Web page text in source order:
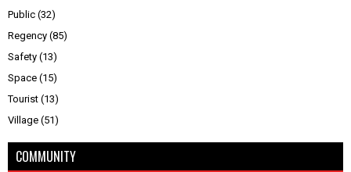
Public (32)
Regency (85)
Safety (13)
Space (15)
Tourist (13)
Village (51)
COMMUNITY